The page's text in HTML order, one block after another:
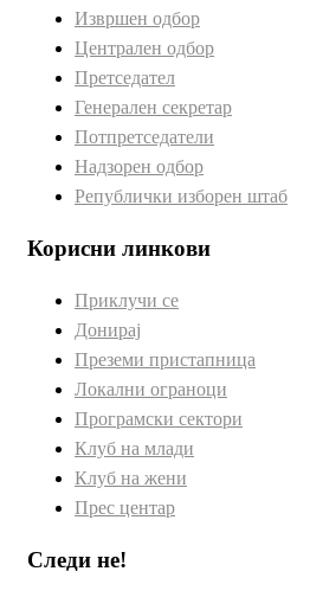
Извршен одбор
Централен одбор
Претседател
Генерален секретар
Потпретседатели
Надзорен одбор
Републички изборен штаб
Корисни линкови
Приклучи се
Донирај
Преземи пристапница
Локални ограноци
Програмски сектори
Клуб на млади
Клуб на жени
Прес центар
Следи не!